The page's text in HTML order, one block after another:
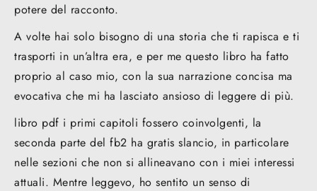
potere del racconto.
A volte hai solo bisogno di una storia che ti rapisca e ti
trasporti in un’altra era, e per me questo libro ha fatto
proprio al caso mio, con la sua narrazione concisa ma
evocativa che mi ha lasciato ansioso di leggere di più.
libro pdf i primi capitoli fossero coinvolgenti, la
seconda parte del fb2 ha gratis slancio, in particolare
nelle sezioni che non si allineavano con i miei interessi
attuali. Mentre leggevo, ho sentito un senso di